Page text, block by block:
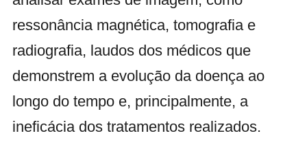
ressonância magnética, tomografia e
radiografia, laudos dos médicos que
demonstrem a evolução da doença ao
longo do tempo e, principalmente, a
ineficácia dos tratamentos realizados.